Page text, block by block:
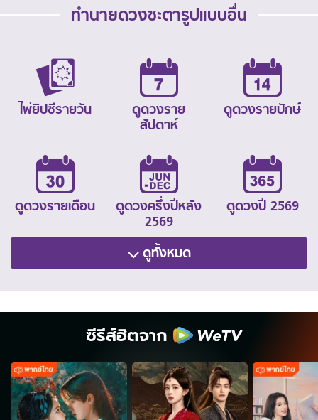
ทำนายดวงชะตารูปแบบอื่น
ไพ่ยิปซีรายวัน
ดูดวงราย
สัปดาห์
ดูดวงรายปักษ์
ดูดวงรายเดือน
ดูดวงครึ่งปีหลัง
2569
ดูดวงปี 2569
ดูทั้งหมด
ซีรีส์ฮิตจาก